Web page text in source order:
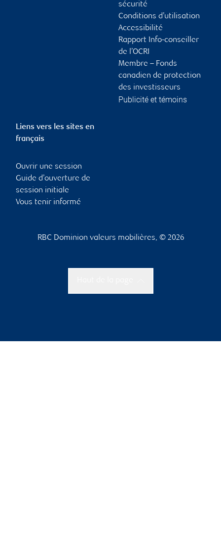
sécurité
Conditions d’utilisation
Accessibilité
Rapport Info-conseiller
de l’OCRI
Membre – Fonds
canadien de protection
des investisseurs
Publicité et témoins
Liens vers les sites en
français
Ouvrir une session
Guide d’ouverture de
session initiale
Vous tenir informé
RBC Dominion valeurs mobilières, © 2026